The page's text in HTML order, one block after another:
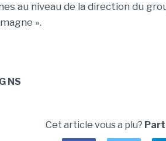
au niveau de la direction du
».
NS
Cet article vous a plu?